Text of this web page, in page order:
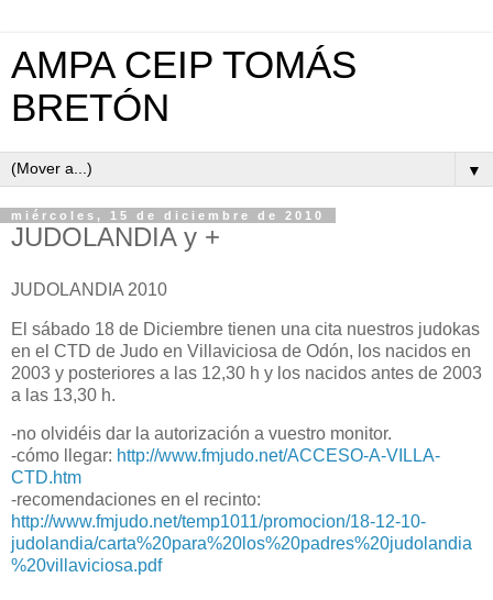
AMPA CEIP TOMÁS
BRETÓN
▼
miércoles, 15 de diciembre de 2010
JUDOLANDIA y +
JUDOLANDIA 2010
El sábado 18 de Diciembre tienen una cita nuestros judokas
en el CTD de Judo en Villaviciosa de Odón, los nacidos en
2003 y posteriores a las 12,30 h y los nacidos antes de 2003
a las 13,30 h.
-no olvidéis dar la autorización a vuestro monitor.
-cómo llegar: http://www.fmjudo.net/ACCESO-A-VILLA-
CTD.htm
-recomendaciones en el recinto:
http://www.fmjudo.net/temp1011/promocion/18-12-10-
judolandia/carta%20para%20los%20padres%20judolandia
%20villaviciosa.pdf